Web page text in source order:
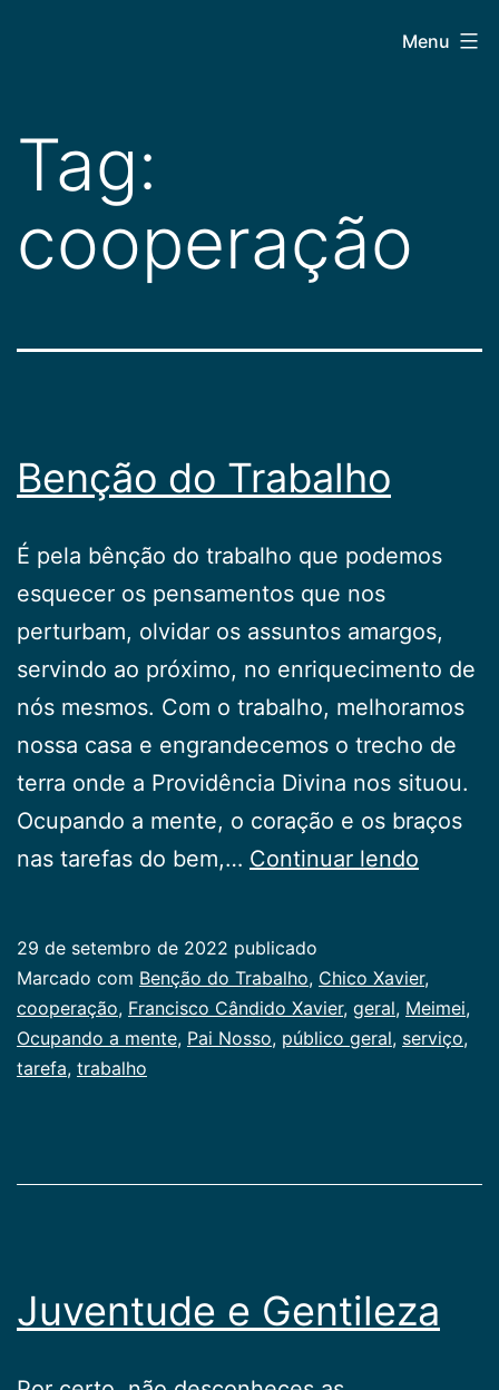
conteúdo
Menu
Tag:
cooperação
Benção do Trabalho
É pela bênção do trabalho que podemos
esquecer os pensamentos que nos
perturbam, olvidar os assuntos amargos,
servindo ao próximo, no enriquecimento de
nós mesmos. Com o trabalho, melhoramos
nossa casa e engrandecemos o trecho de
terra onde a Providência Divina nos situou.
Ocupando a mente, o coração e os braços
nas tarefas do bem,… Continuar lendo
29 de setembro de 2022 publicado
Categorizado
como
Publicogeral
Marcado com Benção do Trabalho, Chico Xavier,
cooperação, Francisco Cândido Xavier, geral, Meimei,
Ocupando a mente, Pai Nosso, público geral, serviço,
tarefa, trabalho
Juventude e Gentileza